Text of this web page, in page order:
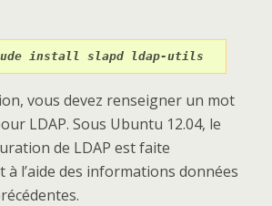
install slapd ldap-utils
vous devez renseigner un mot
LDAP. Sous Ubuntu 12.04, le
de LDAP est faite
l’aide des informations données